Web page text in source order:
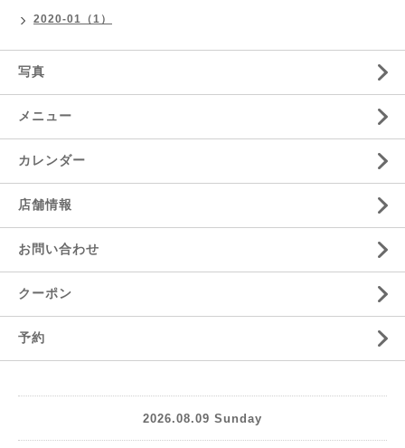
2020-01（1）
写真
メニュー
カレンダー
店舗情報
お問い合わせ
クーポン
予約
2026.08.09 Sunday